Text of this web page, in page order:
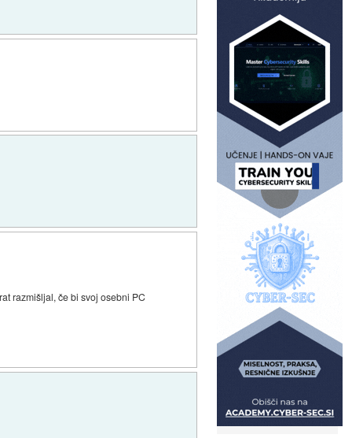
razmišljal, če bi svoj osebni PC